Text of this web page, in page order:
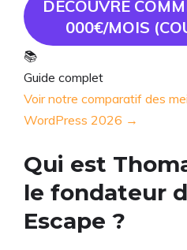
DECOUVRE
000€/MOIS
📚
Guide complet
Voir notre comparatif des
WordPress 2026 →
Qui est
le fondateur
Escape ?